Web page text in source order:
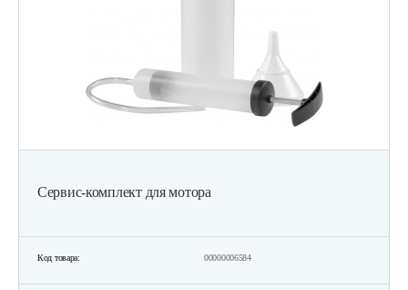
Сервис-комплект для мотора
Код товара: 00000006584